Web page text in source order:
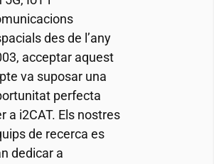
des de l’any
acceptar aquest
va suposar una
perfecta
a i2CAT. Els nostres
de recerca es
dedicar a